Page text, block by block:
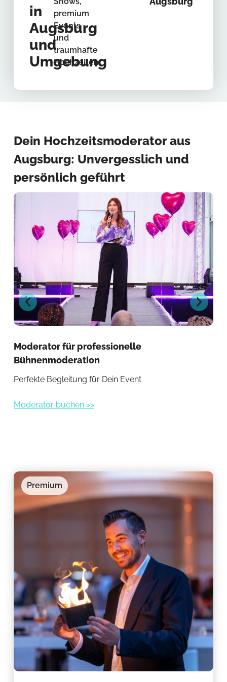
in
Augsburg
und
Umgebung
premium
Events
und
traumhafte
Hochzeiten.
Dein Hochzeitsmoderator aus
Augsburg: Unvergesslich und
persönlich geführt
Moderator für professionelle
Bühnenmoderation
Perfekte Begleitung für Dein Event
Moderator buchen >>
Premium